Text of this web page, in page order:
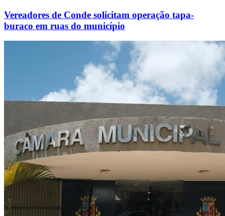
Vereadores de Conde solicitam operação tapa-
buraco em ruas do município